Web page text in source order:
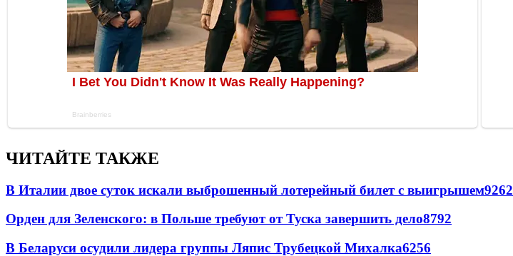
ЧИТАЙТЕ ТАКЖЕ
В Италии двое суток искали выброшенный лотерейный билет с выигрышем9262
Орден для Зеленского: в Польше требуют от Туска завершить дело8792
В Беларуси осудили лидера группы Ляпис Трубецкой Михалка6256